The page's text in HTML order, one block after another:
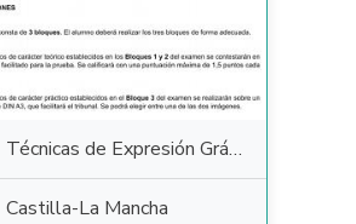
Técnicas de Expresión Gráfico Plástica
Castilla-La Mancha